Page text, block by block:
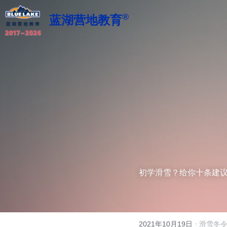
蓝湖营地教育®
初学滑雪？给你十条建
2021年10月19日 · 滑雪冬